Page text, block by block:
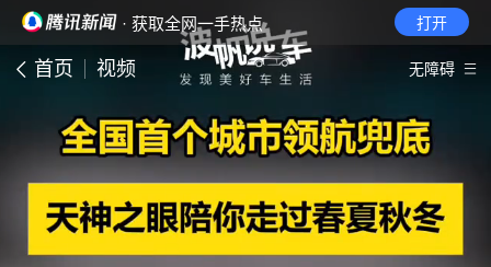
· 获取全网一手热点 打开
首页 视频 无障碍